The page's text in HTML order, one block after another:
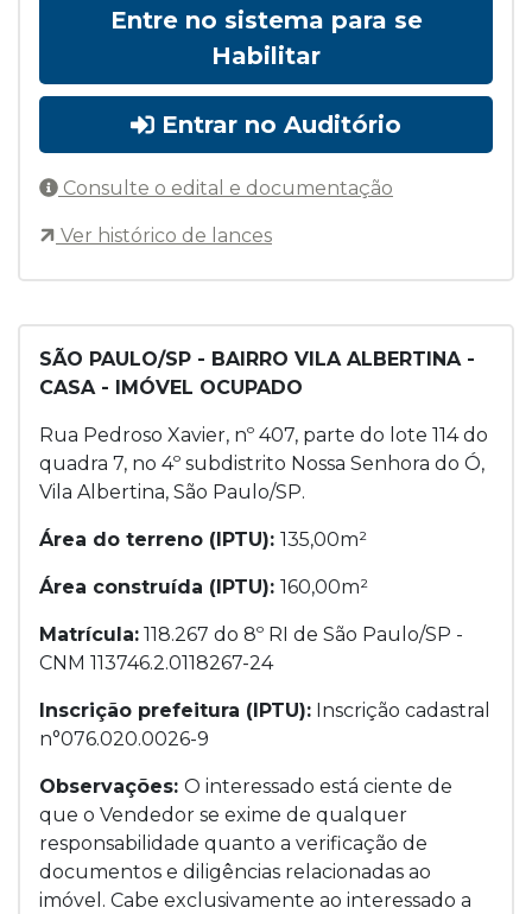
SÃO PAULO/SP - BAIRRO VILA ALBERTINA -
CASA - IMÓVEL OCUPADO
Rua Pedroso Xavier, nº 407, parte do lote 114 do
quadra 7, no 4º subdistrito Nossa Senhora do Ó,
Vila Albertina, São Paulo/SP.
Área do terreno (IPTU): 135,00m²
Área construída (IPTU): 160,00m²
Matrícula: 118.267 do 8º RI de São Paulo/SP -
CNM 113746.2.0118267-24
Inscrição prefeitura (IPTU): Inscrição cadastral
n°076.020.0026-9
Observações: O interessado está ciente de
que o Vendedor se exime de qualquer
responsabilidade quanto a verificação de
documentos e diligências relacionadas ao
imóvel. Cabe exclusivamente ao interessado a
Entre no sistema para se
Habilitar
Entrar no Auditório
Consulte o edital e documentação
Ver histórico de lances